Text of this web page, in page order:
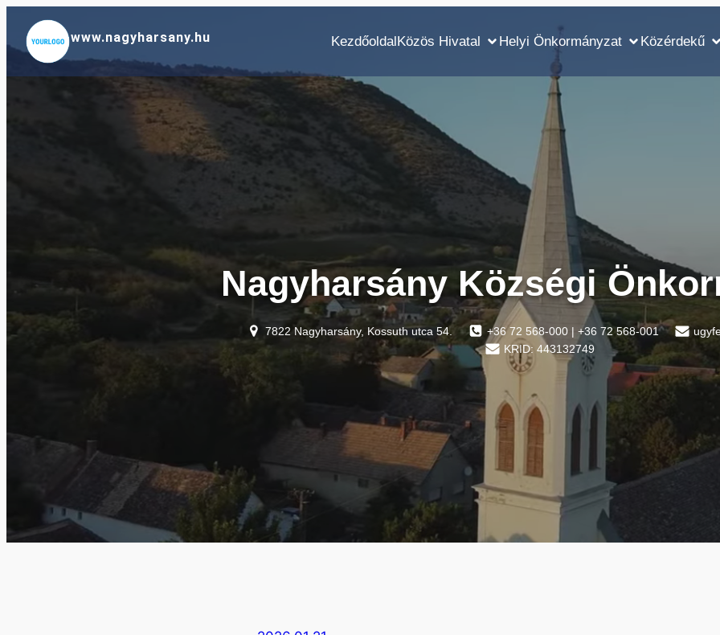
Ugrás
tartalomhoz
www.nagyharsany.hu Kezdőoldal Közös Hivatal Helyi Önkormányzat Közérdekű
Nagyharsány Községi
7822 Nagyharsány, Kossuth utca 54. +36 72 568-000 | +36 72 568-001
KRID: 443132749